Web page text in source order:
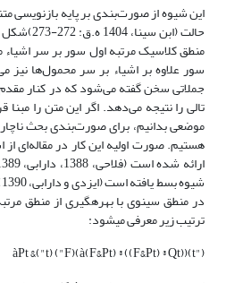
این شیوه از صورت‌بندی بر پایه بازنویسی
حالت (ابن
منطق کلاسیک مرتبه اول سور بر سر اشیاء
سور علاوه بر اشیاء بر سر محمول‌ها نیز
جملاتی سخن گفته می‌شود که در کنار
تالی را نتیجه می‌دهد. اگر این متن را
موضعی بدانیم، برای صورت‌بندی بحث
هستیم. صورت اولیه این کار در مقاله‌ای از
در منطق سینوی با بهره­گیری از منطق
ترتیب زیر معرفی می­شود:
("t)àPt &("t) ("F)(à(F&Pt) ® ((F&Pt) ® Qt))